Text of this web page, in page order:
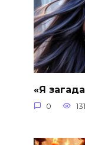
«Я
0 131